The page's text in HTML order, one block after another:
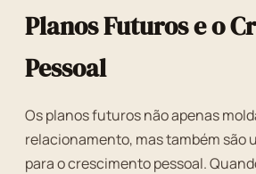
Planos Futuros e o
Pessoal
Os planos futuros não apenas
relacionamento, mas também são
para o crescimento pessoal.